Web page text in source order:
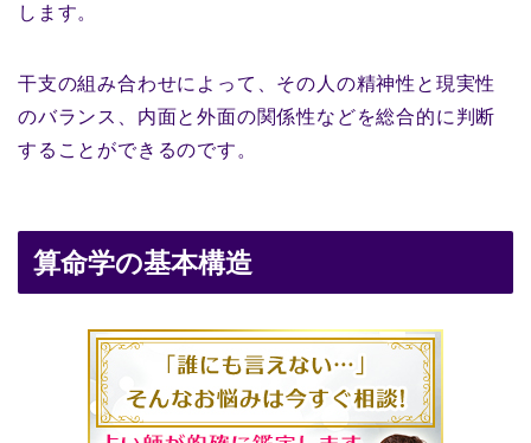
します。
干支の組み合わせによって、その人の精神性と現実性
のバランス、内面と外面の関係性などを総合的に判断
することができるのです。
算命学の基本構造